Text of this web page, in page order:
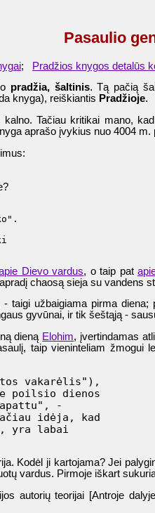
Pasaulio
;
Pradžios knygos detalūs
pradžia, šaltinis. Tą pačią
knyga), reiškiantis Pradžioje.
Tačiau kritikai mano,
aprašo įvykius nuo 4004
Dievo vardus, o taip pat
chaosą sieja su vandens
taigi užbaigiama pirma
gyvūnai, ir tik šeštąją -
dieną Elohim, įvertindamas
taip vieninteliam žmogui
vakarėlis"),
poilsio dienos
-
idėja, kad
yra labai
Kodėl ji kartojama? Jei
vardus. Pirmoje iškart
autorių teorijai [Antroje